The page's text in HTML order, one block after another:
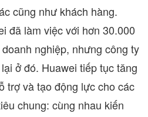
cũng như khách hàng.
đã làm việc với hơn 30.000
nghiệp, nhưng công ty
ở đó. Huawei tiếp tục tăng
trợ và tạo động lực cho các
chung: cùng nhau kiến